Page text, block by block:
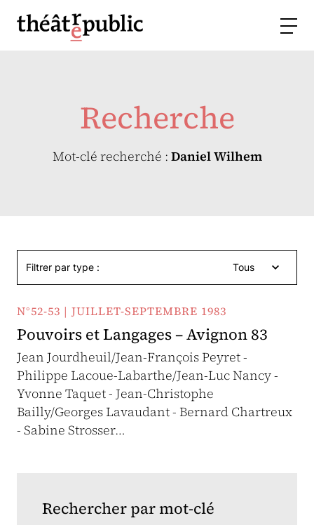
Recherche
Mot-clé recherché : Daniel Wilhem
Filtrer par type : Tous
N°52-53 | JUILLET-SEPTEMBRE 1983
Pouvoirs et Langages – Avignon 83
Jean Jourdheuil/Jean-François Peyret -
Philippe Lacoue-Labarthe/Jean-Luc Nancy -
Yvonne Taquet - Jean-Christophe
Bailly/Georges Lavaudant - Bernard Chartreux
- Sabine Strosser…
Rechercher par mot-clé